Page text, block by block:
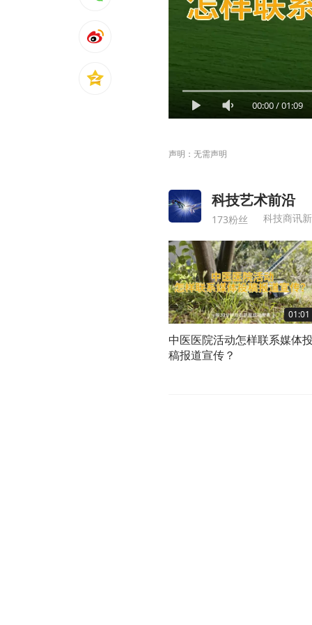
00:00/01:09
声明：无需声明
科技艺术前沿
173粉丝 科技商讯
01:01
中医医院活动怎样联系媒体
稿报道宣传？